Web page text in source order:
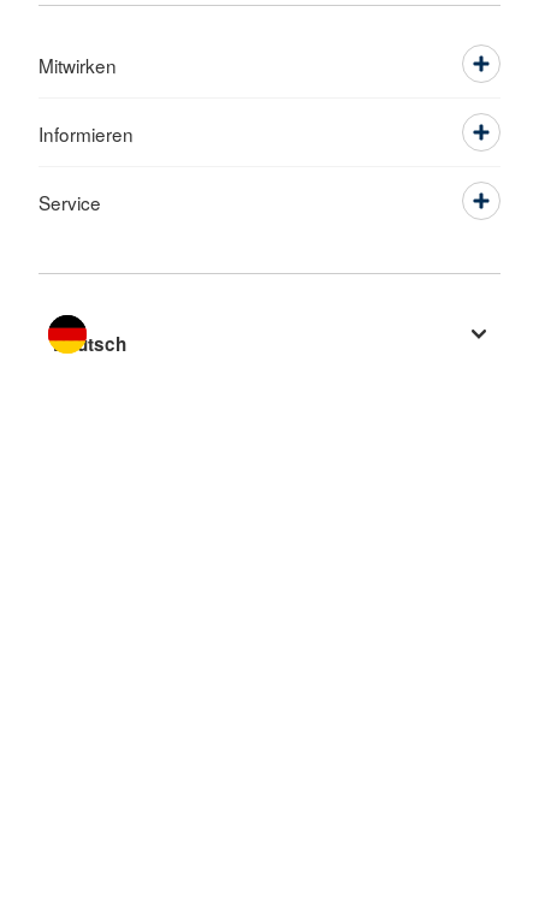
Mitwirken
Informieren
Service
Sprache wechseln zu